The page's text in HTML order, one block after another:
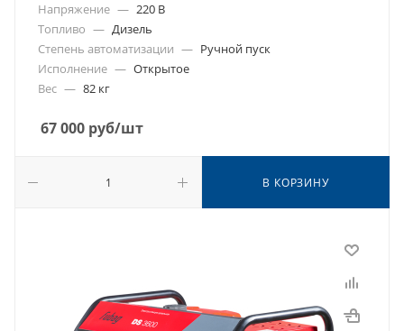
Напряжение — 220 В
Топливо — Дизель
Степень автоматизации — Ручной пуск
Исполнение — Открытое
Вес — 82 кг
67 000 руб/шт
В КОРЗИНУ